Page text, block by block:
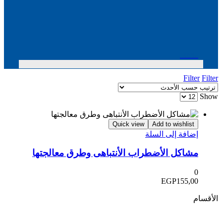
Filter Filter
Show
Add to wishlist
Quick view
إضافة إلى السلة
مشاكل الأضطراب الأنتباهى وطرق معالجتها
0
EGP155,00
الأقسام